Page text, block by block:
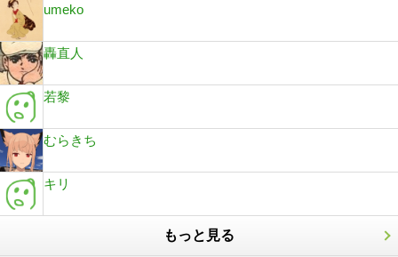
umeko
轟直人
若黎
むらきち
キリ
もっと見る